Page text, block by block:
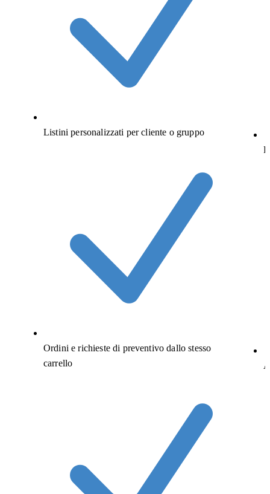
Listini personalizzati per cliente o gruppo
Ordini e richieste di preventivo dallo stesso
carrello